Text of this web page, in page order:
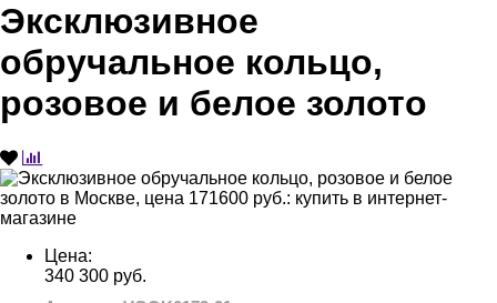
Эксклюзивное
обручальное кольцо,
розовое и белое золото
Цена:
340 300 руб.